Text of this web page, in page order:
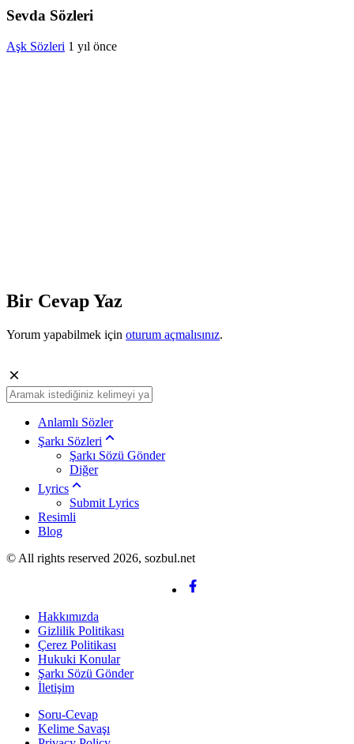
Sevda Sözleri
Aşk Sözleri 1 yıl önce
Bir Cevap Yaz
Yorum yapabilmek için oturum açmalısınız.
Anlamlı Sözler
Şarkı Sözleri
Şarkı Sözü Gönder
Diğer
Lyrics
Submit Lyrics
Resimli
Blog
© All rights reserved 2026, sozbul.net
Hakkımızda
Gizlilik Politikası
Çerez Politikası
Hukuki Konular
Şarkı Sözü Gönder
İletişim
Soru-Cevap
Kelime Savaşı